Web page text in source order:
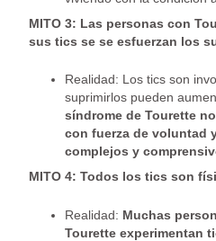
MITO 3: Las personas con
sus tics se se esfuerzan los
Realidad: Los tics son
suprimirlos pueden
síndrome de Tourette
con fuerza de voluntad
complejos y
MITO 4: Todos los tics son
Realidad: Muchas
Tourette experimentan